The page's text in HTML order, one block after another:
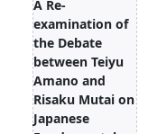
A Re-
examination of
the Debate
between Teiyu
Amano and
Risaku Mutai on
Japanese